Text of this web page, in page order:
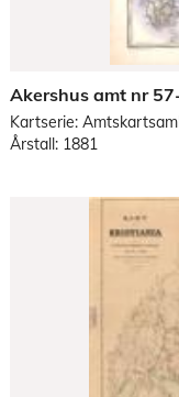
Akershus amt nr
Kartserie:
Årstall: 1881